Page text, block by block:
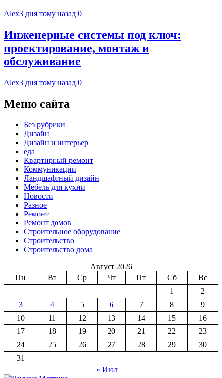
Alex3 дня тому назад 0
Инженерные системы под ключ:
проектирование, монтаж и
обслуживание
Alex3 дня тому назад 0
Меню сайта
Без рубрики
Дизайн
Дизайн и интерьер
еда
Квартирный ремонт
Коммуникации
Ландшафтный дизайн
Мебель для кухни
Новости
Разное
Ремонт
Ремонт домов
Строительное оборудование
Строительство
Строительство дома
Август 2026
Пн
Вт Ср Чт Пт Сб
Вс
1
2
3
4 5 6 7 8
9
10
11 12 13 14 15
16
17
18 19 20 21 22
23
24
25 26 27 28 29
30
31
« Июл